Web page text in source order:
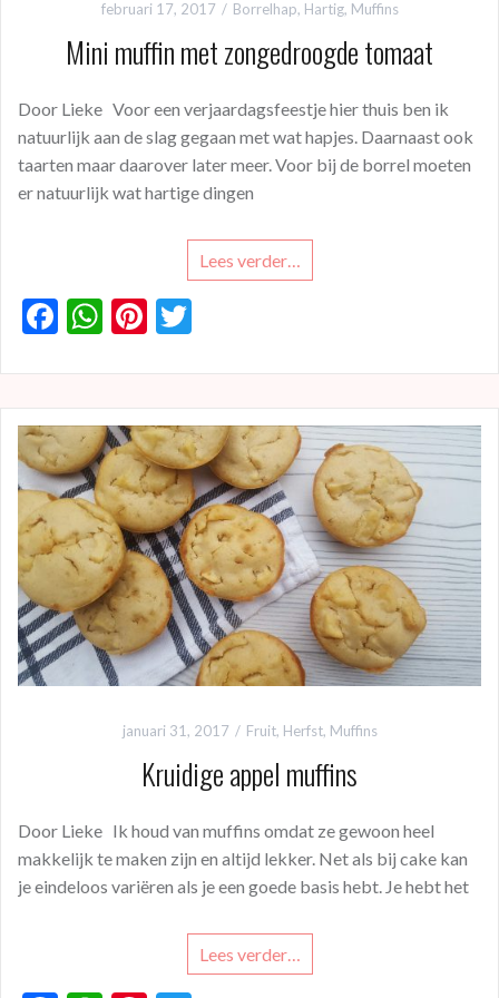
februari 17, 2017 Borrelhap, Hartig, Muffins
Mini muffin met zongedroogde tomaat
Door Lieke Voor een verjaardagsfeestje hier thuis ben ik
natuurlijk aan de slag gegaan met wat hapjes. Daarnaast ook
taarten maar daarover later meer. Voor bij de borrel moeten
er natuurlijk wat hartige dingen
Lees verder…
F
b
o
o
k
W
s
A
p
p
Pi
es
t
er
januari 31, 2017 Fruit, Herfst, Muffins
Kruidige appel muffins
Door Lieke Ik houd van muffins omdat ze gewoon heel
makkelijk te maken zijn en altijd lekker. Net als bij cake kan
je eindeloos variëren als je een goede basis hebt. Je hebt het
Lees verder…